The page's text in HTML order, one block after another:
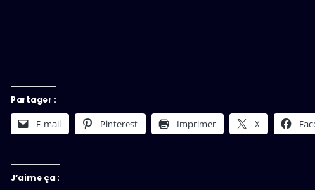
Partager :
E-mail Pinterest Imprimer X
J’aime ça :